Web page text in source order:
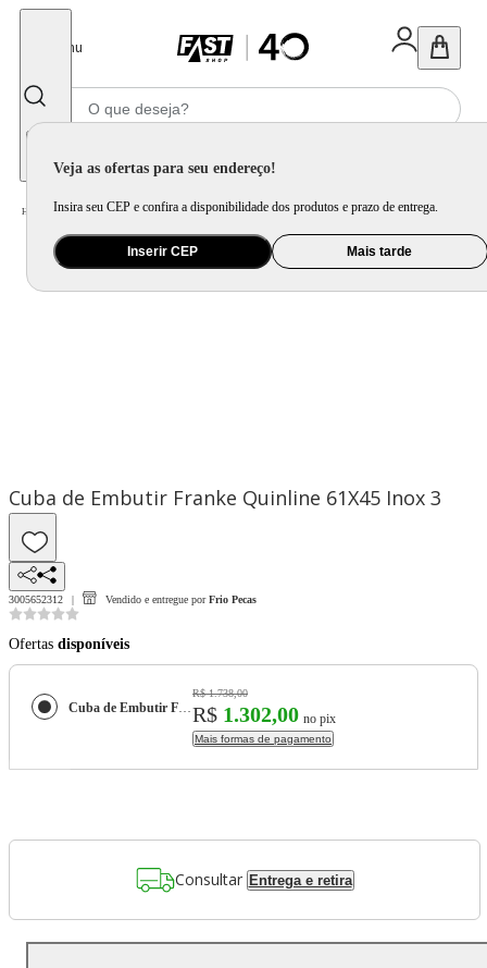
Menu
Veja as ofertas para seu endereço!
Insira seu CEP e confira a disponibilidade dos produtos e prazo de entrega.
Inserir CEP Mais tarde
Home Cozinha e Lavanderia / Pia, Cuba e Tanque
Cuba de Embutir Franke Quinline 61X45 Inox 3
3005652312 Vendido e entregue por Frio Pecas
Ofertas disponíveis
Cuba de Embutir Franke Quinline 61X45 Inox 3
R$ 1.738,00
R$ 1.302,00 no pix
Mais formas de pagamento
Consultar Entrega e retira